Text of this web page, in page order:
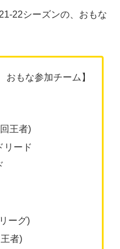
22シーズンの、おもな
もな参加チーム】
王者)
リード
ーグ)
者)